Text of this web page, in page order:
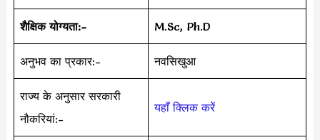
शैक्षिक योग्यता:- M.Sc, Ph.D
अनुभव का प्रकार:- नवसिखुआ
राज्य के अनुसार सरकारी
नौकरियां:-
यहाँ क्लिक करें